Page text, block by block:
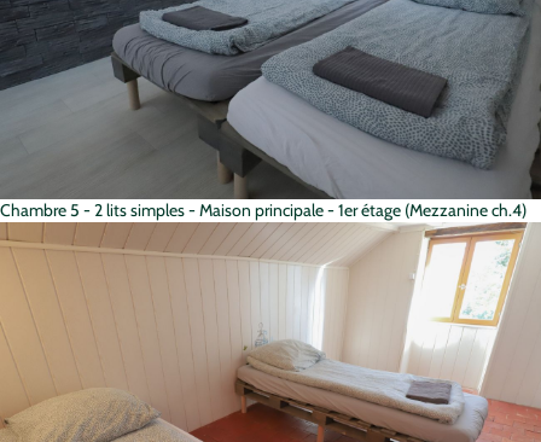
Chambre 5 - 2 lits simples - Maison principale - 1er étage (Mezzanine ch.4)